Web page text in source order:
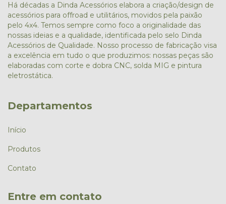
Há décadas a Dinda Acessórios elabora a criação/design de
acessórios para offroad e utilitários, movidos pela paixão
pelo 4x4. Temos sempre como foco a originalidade das
nossas ideias e a qualidade, identificada pelo selo Dinda
Acessórios de Qualidade. Nosso processo de fabricação visa
a excelência em tudo o que produzimos: nossas peças são
elaboradas com corte e dobra CNC, solda MIG e pintura
eletrostática.
Departamentos
Início
Produtos
Contato
Entre em contato